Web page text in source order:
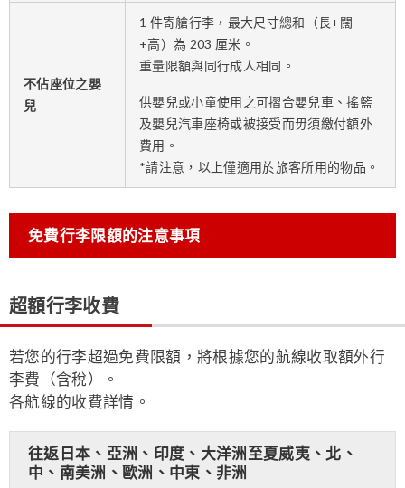
不佔座位之嬰
兒
1 件寄艙行李，最大尺寸總和（長+闊
+高）為 203 厘米。
重量限額與同行成人相同。
供嬰兒或小童使用之可摺合嬰兒車、搖籃
及嬰兒汽車座椅或被接受而毋須繳付額外
費用。
*請注意，以上僅適用於旅客所用的物品。
免費行李限額的注意事項
超額行李收費
若您的行李超過免費限額，將根據您的航線收取額外行
李費（含稅）。
各航線的收費詳情。
往返日本、亞洲、印度、大洋洲至夏威夷、北、
中、南美洲、歐洲、中東、非洲